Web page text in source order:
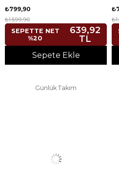
₺799,90
₺1.599,90
SEPETTE NET
%20
639,92
TL
Sepete Ekle
Günlük Takım